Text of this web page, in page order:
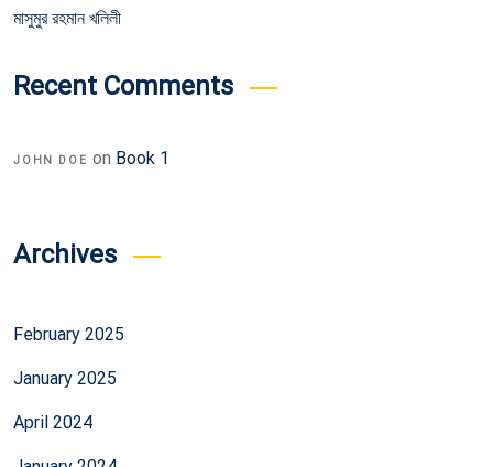
মাসুমুর রহমান খলিলী
Recent Comments
JOHN DOE on Book 1
Archives
February 2025
January 2025
April 2024